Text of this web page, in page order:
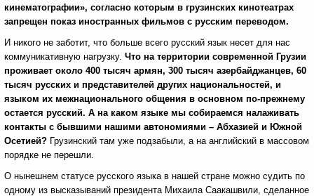
кинематографии», согласно которым в грузинских кинотеатрах
запрещен показ иностранных фильмов с русским переводом.
И никого не заботит, что больше всего русский язык несет для нас
коммуникативную нагрузку. Что на территории современной Грузии
проживает около 400 тысяч армян, 300 тысяч азербайджанцев, 60
тысяч русских и представителей других национальностей, и
языком их межнационального общения в основном по-прежнему
остается русский. А на каком языке мы собираемся налаживать
контакты с бывшими нашими автономиями – Абхазией и Южной
Осетией? Грузинский там уже подзабыли, а на английский в массовом
порядке не перешли.
О нынешнем статусе русского языка в нашей стране можно судить по
одному из высказываний президента Михаила Саакашвили, сделанное